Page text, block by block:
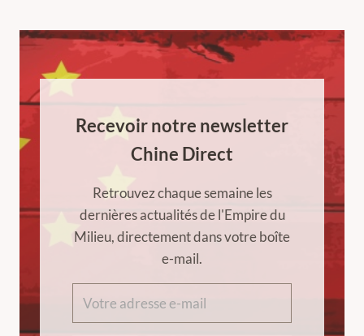
Recevoir notre newsletter
Chine Direct
Retrouvez chaque semaine les
dernières actualités de l'Empire du
Milieu, directement dans votre boîte
e-mail.